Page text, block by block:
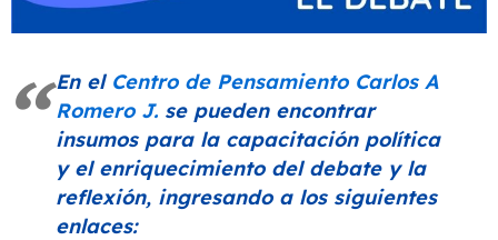
En el Centro de Pensamiento Carlos A
Romero J. se pueden encontrar
insumos para la capacitación política
y el enriquecimiento del debate y la
reflexión, ingresando a los siguientes
enlaces: